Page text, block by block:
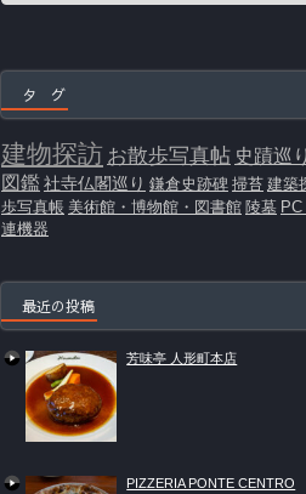
タ グ
建物探訪 お散歩写真帖 史蹟巡り
図鑑社寺仏閣巡り 鎌倉史跡碑 掃苔 建築
歩写真帳 美術館・博物館・図書館 陵墓
連機器
最近の投稿
芳味亭 人形町本店
PIZZERIA PONTE CENTRO